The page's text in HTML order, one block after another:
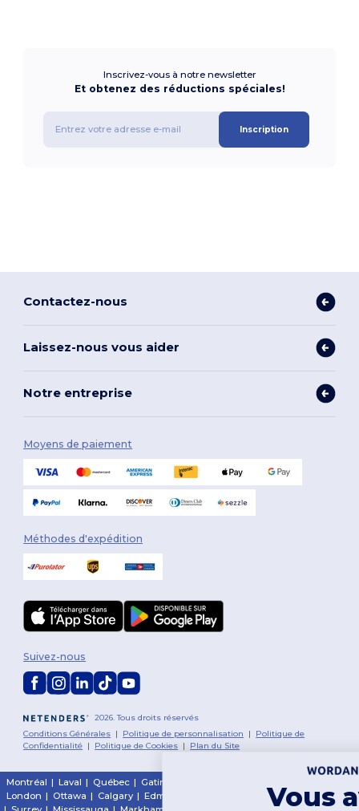
Inscrivez-vous à notre newsletter
Et obtenez des réductions spéciales!
Inscription
Contactez-nous
Laissez-nous vous aider
Notre entreprise
Moyens de paiement
Méthodes d'expédition
2026. Tous droits réservés
Conditions Générales | Politique de personnalisation | Politique de
Confidentialité | Politique de Cookies | Plan du Site
Suivez-nous
Montréal | Laval | Québec | Gatineau
London | Ottawa | Calgary | Edmonton Winnipeg
Halifax
Vous avez